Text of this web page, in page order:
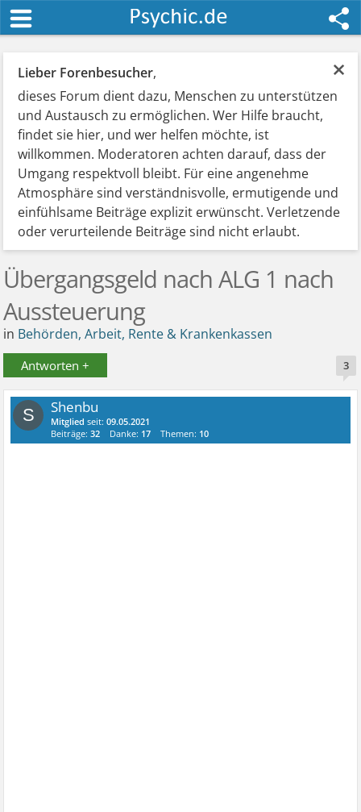
×
Lieber Forenbesucher,
dieses Forum dient dazu, Menschen zu unterstützen
und Austausch zu ermöglichen. Wer Hilfe braucht,
findet sie hier, und wer helfen möchte, ist
willkommen. Moderatoren achten darauf, dass der
Umgang respektvoll bleibt. Für eine angenehme
Atmosphäre sind verständnisvolle, ermutigende und
einfühlsame Beiträge explizit erwünscht. Verletzende
oder verurteilende Beiträge sind nicht erlaubt.
Übergangsgeld nach ALG 1 nach
Aussteuerung
in Behörden, Arbeit, Rente & Krankenkassen
Antworten + 3
S Shenbu
Mitglied seit:09.05.2021
Beiträge:32 Danke: 17 Themen: 10